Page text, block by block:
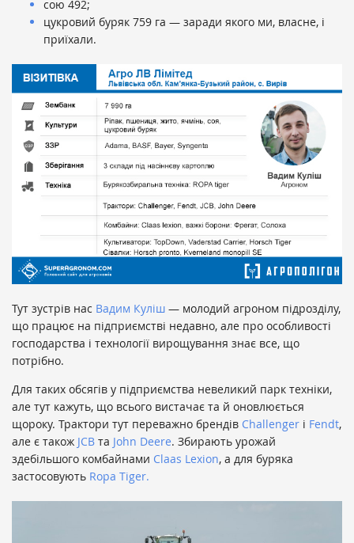
сою 492;
цукровий буряк 759 га — заради якого ми, власне, і
приїхали.
Тут зустрів нас Вадим Куліш — молодий агроном підрозділу,
що працює на підприємстві недавно, але про особливості
господарства і технології вирощування знає все, що
потрібно.
Для таких обсягів у підприємства невеликий парк техніки,
але тут кажуть, що всього вистачає та й оновлюється
щороку. Трактори тут переважно брендів Challenger i Fendt,
але є також JCB та John Deere. Збирають урожай
здебільшого комбайнами Claas Lexion, а для буряка
застосовують Ropa Tiger.